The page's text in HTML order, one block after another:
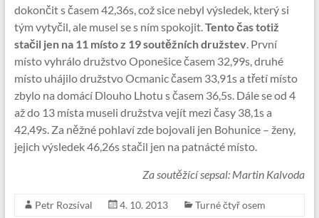
dokončit s časem 42,36s, což sice nebyl výsledek, který si
tým vytyčil, ale musel se s ním spokojit.Tento čas totiž
stačil jen na 11 místo z 19 soutěžních družstev. První
místo vyhrálo družstvo Oponešice časem 32,99s, druhé
místo uhájilo družstvo Ocmanic časem 33,91s a třetí místo
zbylo na domácí Dlouho Lhotu s časem 36,5s. Dále se od 4
až do 13 místa museli družstva vejít mezi časy 38,1s a
42,49s. Za něžné pohlaví zde bojovali jen Bohunice – ženy,
jejich výsledek 46,26s stačil jen na patnácté místo.
Za soutěžící sepsal: Martin Kalvoda
Petr Rozsíval 4. 10. 2013 Turné čtyř osem